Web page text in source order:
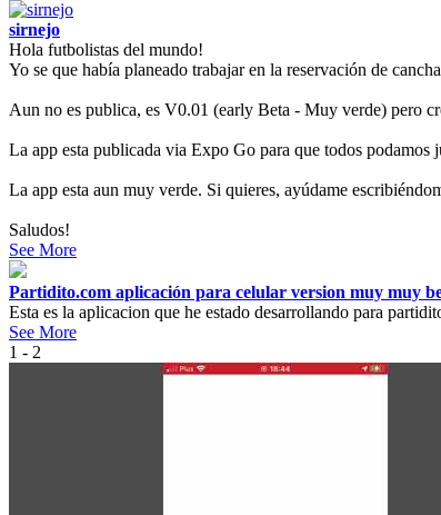
sirnejo
Hola futbolistas del mundo!
Yo se que había planeado trabajar en la reservación de
Aun no es publica, es V0.01 (early Beta - Muy verde) pero
La app esta publicada via Expo Go para que todos podamos
La app esta aun muy verde. Si quieres, ayúdame
Saludos!
See More
Partidito.com aplicación para celular version muy muy
Esta es la aplicacion que he estado desarrollando para
See More
1 - 2